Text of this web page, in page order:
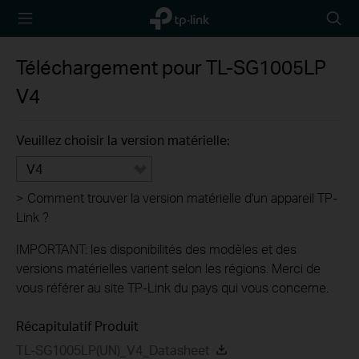
TP-Link,
Reliably
icon
Téléchargement pourTL-SG1005LP
V4
Veuillez choisir la version matérielle:
V4
> Comment trouver la version matérielle d'un appareil TP-
Link ?
IMPORTANT: les disponibilités des modèles et des
versions matérielles varient selon les régions. Merci de
vous référer au site TP-Link du pays qui vous concerne.
Récapitulatif Produit
TL-SG1005LP(UN)_V4_Datasheet